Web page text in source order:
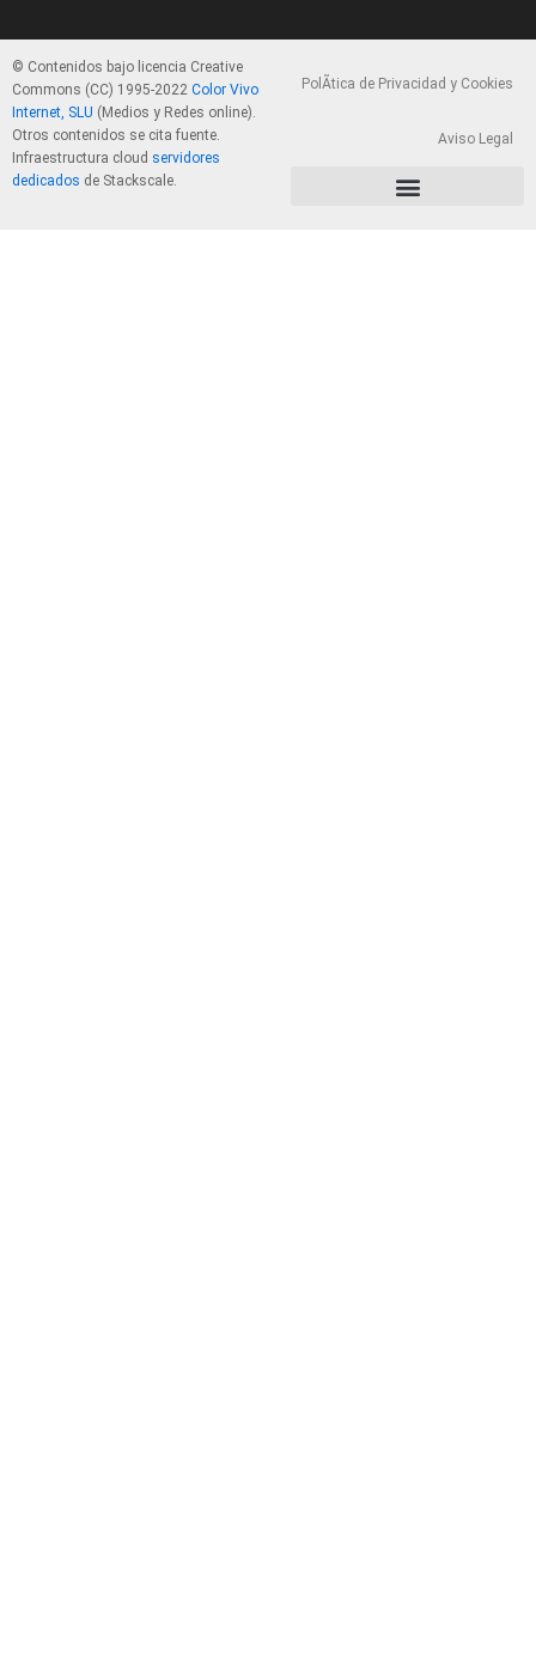
© Contenidos bajo licencia Creative
Commons (CC) 1995-2022 Color Vivo
Internet, SLU (Medios y Redes online).
Otros contenidos se cita fuente.
Infraestructura cloud servidores
dedicados de Stackscale.
PolÃ­tica de Privacidad y Cookies
Aviso Legal